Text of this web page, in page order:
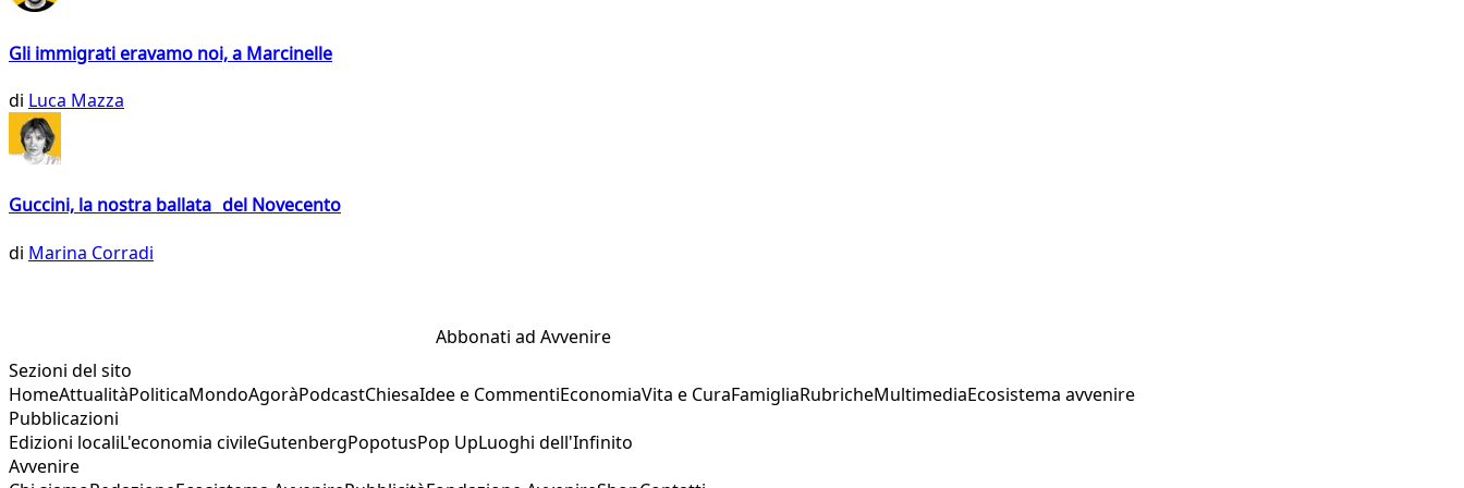
Gli immigrati eravamo noi, a Marcinelle
di Luca Mazza
Guccini, la nostra ballata del Novecento
di Marina Corradi
Abbonati ad Avvenire
Sezioni del sito
HomeAttualitàPoliticaMondoAgoràPodcastChiesaIdee e CommentiEconomiaVita e CuraFamigliaRubricheMultimediaEcosistema avvenire
Pubblicazioni
Edizioni localiL'economia civileGutenbergPopotusPop UpLuoghi dell'Infinito
Avvenire